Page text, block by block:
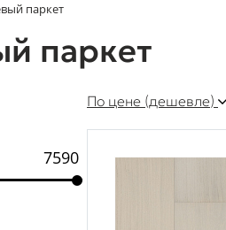
паркет
паркет
По цене (дешевле)